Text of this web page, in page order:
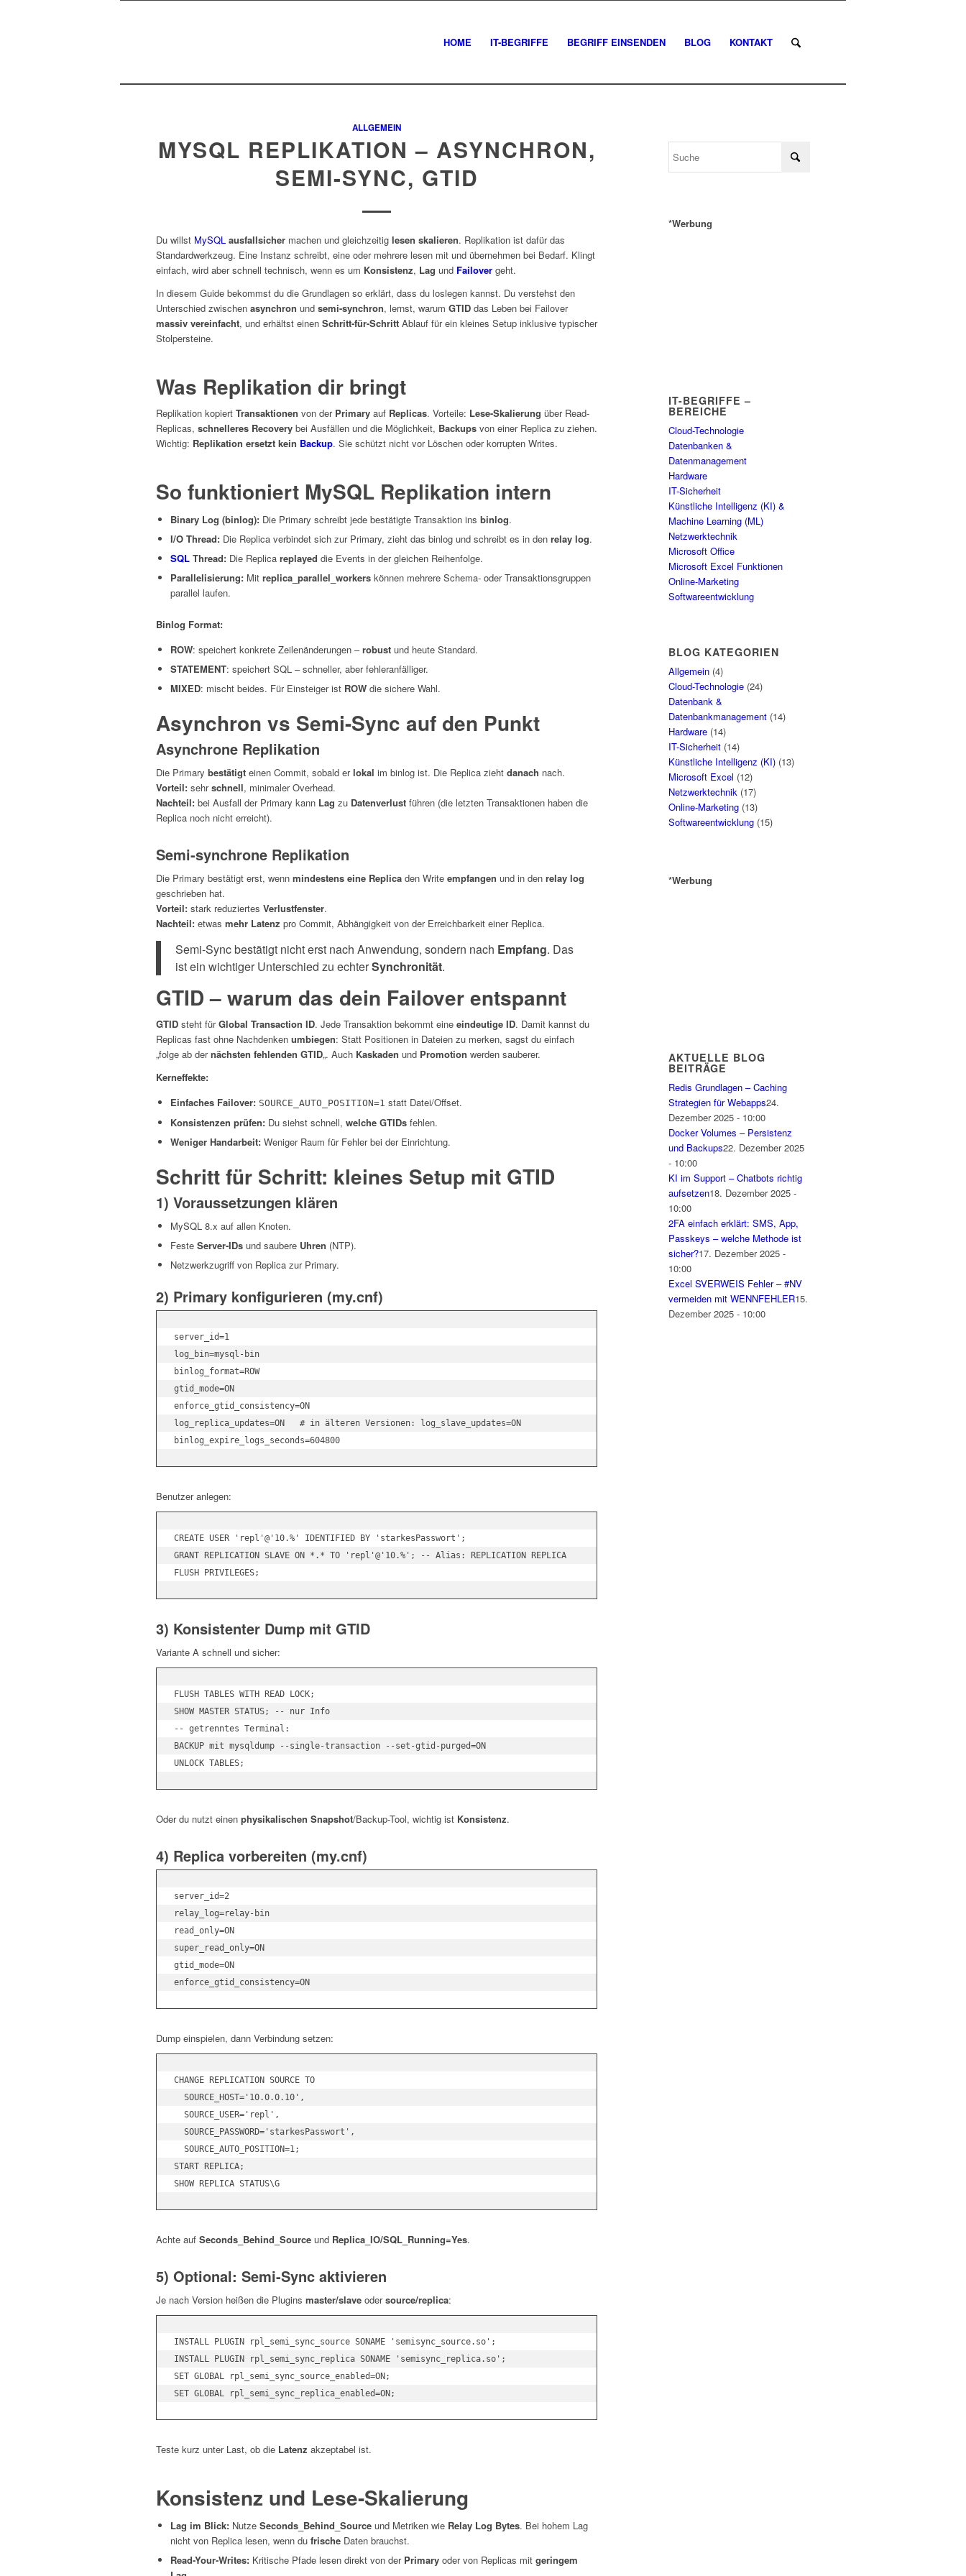
HOME IT-BEGRIFFE BEGRIFF EINSENDEN BLOG KONTAKT
ALLGEMEIN
MYSQL REPLIKATION – ASYNCHRON,
SEMI-SYNC, GTID
Du willst MySQL ausfallsicher machen und gleichzeitig lesen skalieren. Replikation ist dafür das
Standardwerkzeug. Eine Instanz schreibt, eine oder mehrere lesen mit und übernehmen bei Bedarf. Klingt
einfach, wird aber schnell technisch, wenn es um Konsistenz, Lag und Failover geht.
In diesem Guide bekommst du die Grundlagen so erklärt, dass du loslegen kannst. Du verstehst den
Unterschied zwischen asynchron und semi-synchron, lernst, warum GTID das Leben bei Failover
massiv vereinfacht, und erhältst einen Schritt-für-Schritt Ablauf für ein kleines Setup inklusive typischer
Stolpersteine.
Was Replikation dir bringt
Replikation kopiert Transaktionen von der Primary auf Replicas. Vorteile: Lese-Skalierung über Read-
Replicas, schnelleres Recovery bei Ausfällen und die Möglichkeit, Backups von einer Replica zu ziehen.
Wichtig: Replikation ersetzt kein Backup. Sie schützt nicht vor Löschen oder korrupten Writes.
So funktioniert MySQL Replikation intern
Binary Log (binlog): Die Primary schreibt jede bestätigte Transaktion ins binlog.
I/O Thread: Die Replica verbindet sich zur Primary, zieht das binlog und schreibt es in den relay log.
SQL Thread: Die Replica replayed die Events in der gleichen Reihenfolge.
Parallelisierung: Mit replica_parallel_workers können mehrere Schema- oder Transaktionsgruppen
parallel laufen.
Binlog Format:
ROW: speichert konkrete Zeilenänderungen –robust und heute Standard.
STATEMENT: speichert SQL – schneller, aber fehleranfälliger.
MIXED: mischt beides. Für Einsteiger ist ROW die sichere Wahl.
Asynchron vs Semi-Sync auf den Punkt
Asynchrone Replikation
Die Primary bestätigt einen Commit, sobald erlokal im binlog ist. Die Replica zieht danach nach.
Vorteil: sehrschnell, minimaler Overhead.
Nachteil: bei Ausfall der Primary kann Lag zu Datenverlust führen (die letzten Transaktionen haben die
Replica noch nicht erreicht).
Semi-synchrone Replikation
Die Primary bestätigt erst, wenn mindestens eine Replica den Write empfangen und in den relay log
geschrieben hat.
Vorteil: stark reduziertes Verlustfenster.
Nachteil: etwas mehr Latenz pro Commit, Abhängigkeit von der Erreichbarkeit einer Replica.
Semi-Sync bestätigt nicht erst nach Anwendung, sondern nach Empfang. Das
ist ein wichtiger Unterschied zu echterSynchronität.
GTID – warum das dein Failover entspannt
GTID steht fürGlobal Transaction ID. Jede Transaktion bekommt eine eindeutige ID. Damit kannst du
Replicas fast ohne Nachdenken umbiegen: Statt Positionen in Dateien zu merken, sagst du einfach
„folge ab dernächsten fehlenden GTID„. Auch Kaskaden und Promotion werden sauberer.
Kerneffekte:
Einfaches Failover: SOURCE_AUTO_POSITION=1 statt Datei/Offset.
Konsistenzen prüfen: Du siehst schnell, welche GTIDs fehlen.
Weniger Handarbeit: Weniger Raum für Fehler bei der Einrichtung.
Schritt für Schritt: kleines Setup mit GTID
1) Voraussetzungen klären
MySQL 8.x auf allen Knoten.
Feste Server-IDs und saubere Uhren (NTP).
Netzwerkzugriff von Replica zur Primary.
2) Primary konfigurieren (my.cnf)
server_id=1
log_bin=mysql-bin
binlog_format=ROW
gtid_mode=ON
enforce_gtid_consistency=ON
log_replica_updates=ON   # in älteren Versionen: log_slave_updates=ON
Benutzer anlegen:
CREATE USER 'repl'@'10.%' IDENTIFIED BY 'starkesPasswort';
GRANT REPLICATION SLAVE ON *.* TO 'repl'@'10.%'; -- Alias: REPLICATION REPLICA
3) Konsistenter Dump mit GTID
Variante A schnell und sicher:
FLUSH TABLES WITH READ LOCK;
SHOW MASTER STATUS; -- nur Info
-- getrenntes Terminal:
BACKUP mit mysqldump --single-transaction --set-gtid-purged=ON
Oder du nutzt einen physikalischen Snapshot/Backup-Tool, wichtig ist Konsistenz.
4) Replica vorbereiten (my.cnf)
server_id=2
relay_log=relay-bin
read_only=ON
super_read_only=ON
gtid_mode=ON
Dump einspielen, dann Verbindung setzen:
CHANGE REPLICATION SOURCE TO
  SOURCE_HOST='10.0.0.10',
  SOURCE_USER='repl',
  SOURCE_PASSWORD='starkesPasswort',
  SOURCE_AUTO_POSITION=1;
START REPLICA;
Achte auf Seconds_Behind_Source und Replica_IO/SQL_Running=Yes.
5) Optional: Semi-Sync aktivieren
Je nach Version heißen die Plugins master/slave odersource/replica:
INSTALL PLUGIN rpl_semi_sync_source SONAME 'semisync_source.so';
INSTALL PLUGIN rpl_semi_sync_replica SONAME 'semisync_replica.so';
SET GLOBAL rpl_semi_sync_source_enabled=ON;
Teste kurz unter Last, ob die Latenz akzeptabel ist.
Konsistenz und Lese-Skalierung
Lag im Blick: Nutze Seconds_Behind_Source und Metriken wie Relay Log Bytes. Bei hohem Lag
nicht von Replica lesen, wenn du frische Daten brauchst.
Read-Your-Writes: Kritische Pfade lesen direkt von der Primary oder von Replicas mit geringem
*Werbung
IT-BEGRIFFE –
BEREICHE
Cloud-Technologie
Datenbanken &
Datenmanagement
Hardware
IT-Sicherheit
Künstliche Intelligenz (KI) &
Machine Learning (ML)
Netzwerktechnik
Microsoft Office
Microsoft Excel Funktionen
Online-Marketing
Softwareentwicklung
BLOG KATEGORIEN
Allgemein (4)
Cloud-Technologie (24)
Datenbank &
Datenbankmanagement (14)
Hardware (14)
IT-Sicherheit (14)
Künstliche Intelligenz (KI) (13)
Microsoft Excel (12)
Netzwerktechnik (17)
Online-Marketing (13)
Softwareentwicklung (15)
*Werbung
AKTUELLE BLOG
BEITRÄGE
Redis Grundlagen – Caching
Strategien für Webapps24.
Dezember 2025 - 10:00
Docker Volumes – Persistenz
und Backups22. Dezember 2025
- 10:00
KI im Support – Chatbots richtig
aufsetzen18. Dezember 2025 -
10:00
2FA einfach erklärt: SMS, App,
Passkeys – welche Methode ist
sicher?17. Dezember 2025 -
10:00
Excel SVERWEIS Fehler – #NV
vermeiden mit WENNFEHLER15.
Dezember 2025 - 10:00